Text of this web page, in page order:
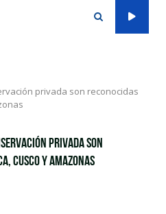
privada son reconocidas
privada son
Cusco y Amazonas